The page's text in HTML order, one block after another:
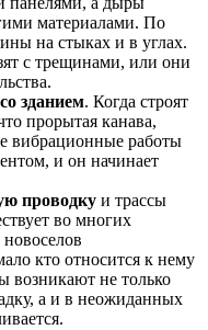
материалами. По
на стыках и в углах.
с трещинами, или они
зданием. Когда строят
прорытая канава,
вибрационные работы
и он начинает
проводку и трассы
во многих
кто относится к нему
возникают не только
а и в неожиданных